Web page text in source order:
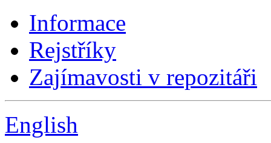
Informace
Rejstříky
Zajímavosti v repozitáři
English